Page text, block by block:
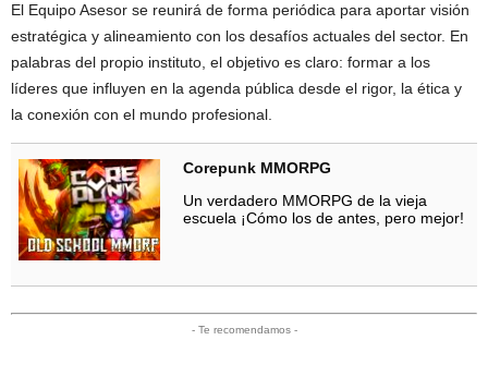
El Equipo Asesor se reunirá de forma periódica para aportar visión
estratégica y alineamiento con los desafíos actuales del sector. En
palabras del propio instituto, el objetivo es claro: formar a los
líderes que influyen en la agenda pública desde el rigor, la ética y
la conexión con el mundo profesional.
Corepunk MMORPG
Un verdadero MMORPG de la vieja
escuela ¡Cómo los de antes, pero mejor!
- Te recomendamos -